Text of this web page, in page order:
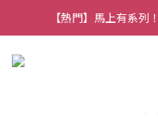
【熱門】馬上有系
【熱門】馬上有系
【補貨通知】